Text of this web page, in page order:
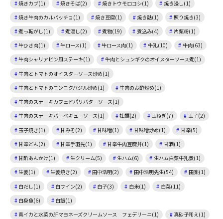
焼きカブ(1) 焼きそば(2) 焼きトウモロコシ(1)
焼き浸し(1)
焼き牛肉のカルパッチョ(1)
焼き豆腐(1) 焼き麩(1)
照り焼き(3)
煮っ転がし(1)
煮浸し(2) 煮物(19) 煮込み(4)
片栗粉(1)
牛ひき肉(1)
牛ロース(1) 牛ロース肉(1) 牛乳(10)
牛肉(63)
牛肉シャリアピン風ステーキ(1)
牛肉とシュンギクのオイスターソース煮(1)
牛肉とトマトのオイスターソース炒め(1)
牛肉とトマトのニンニクバジル炒め(1)
牛肉のお酢炒め(1)
牛肉のステーキカフェドパリバターソース(1)
牛肉のステーキバーベキューソース(1)
牡蠣(2) 玉ねぎ(7)
玉子(2)
玉子焼き(1)
甘みそ(2) 甘味噌(1) 甘味噌炒め(1)
甘辛(5)
甘辛どん(2)
甘辛手羽先(1) 甘辛牛肉豆腐丼(1)
甘酒(1)
甘酢あんかけ(1)
生クリーム(5) 生ハム(6)
生ハム白菜牛乳煮(1)
生姜(1)
生姜焼き(2) 田中浩明(2) 田中浩明先生(54)
田楽(1)
白だし(1)
白ワイン(2) 白子(3) 白米(1)
白菜(11)
白身魚(6)
白飯(1)
真イカと水菜の肝マヨネーズクリームソース フェデリーニ(1)
真砂子和え(1)